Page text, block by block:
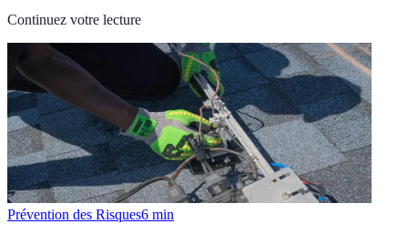
Continuez votre lecture
Prévention des Risques6 min